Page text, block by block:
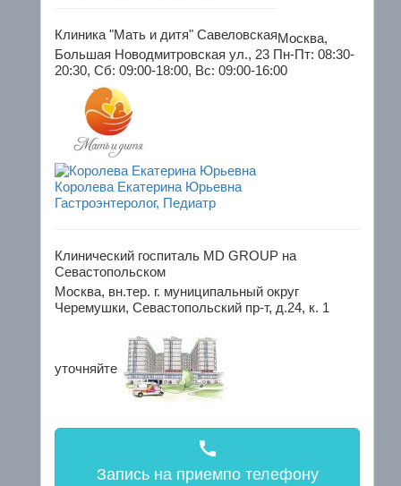
Клиника "Мать и дитя" СавеловскаяМосква,
Большая Новодмитровская ул., 23 Пн-Пт: 08:30-
20:30, Сб: 09:00-18:00, Вс: 09:00-16:00
Королева Екатерина Юрьевна
Гастроэнтеролог, Педиатр
Клинический госпиталь MD GROUP на
Севастопольском
Москва, вн.тер. г. муниципальный округ
Черемушки, Севастопольский пр-т, д.24, к. 1
уточняйте
call
Запись на приемпо телефону